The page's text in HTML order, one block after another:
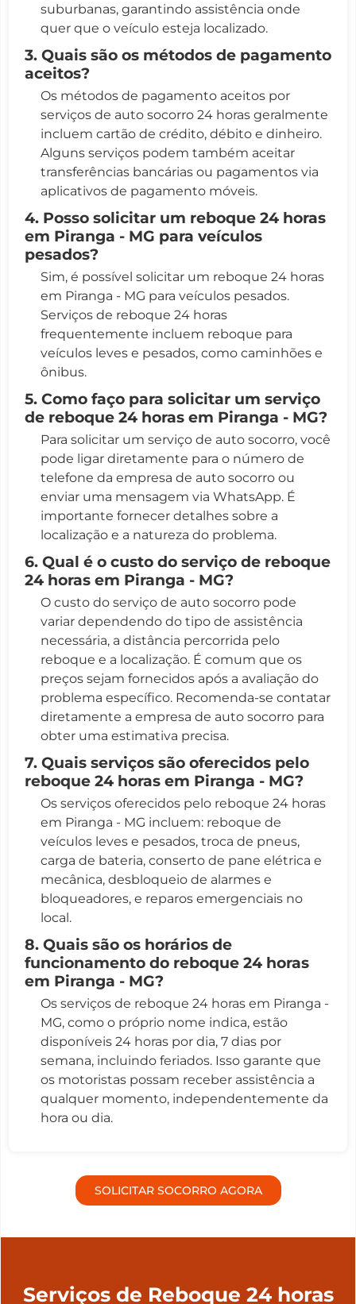
suburbanas, garantindo assistência onde
quer que o veículo esteja localizado.
3. Quais são os métodos de pagamento
aceitos?
Os métodos de pagamento aceitos por
serviços de auto socorro 24 horas geralmente
incluem cartão de crédito, débito e dinheiro.
Alguns serviços podem também aceitar
transferências bancárias ou pagamentos via
aplicativos de pagamento móveis.
4. Posso solicitar um reboque 24 horas
em Piranga - MG para veículos
pesados?
Sim, é possível solicitar um reboque 24 horas
em Piranga - MG para veículos pesados.
Serviços de reboque 24 horas
frequentemente incluem reboque para
veículos leves e pesados, como caminhões e
ônibus.
5. Como faço para solicitar um serviço
de reboque 24 horas em Piranga - MG?
Para solicitar um serviço de auto socorro, você
pode ligar diretamente para o número de
telefone da empresa de auto socorro ou
enviar uma mensagem via WhatsApp. É
importante fornecer detalhes sobre a
localização e a natureza do problema.
6. Qual é o custo do serviço de reboque
24 horas em Piranga - MG?
O custo do serviço de auto socorro pode
variar dependendo do tipo de assistência
necessária, a distância percorrida pelo
reboque e a localização. É comum que os
preços sejam fornecidos após a avaliação do
problema específico. Recomenda-se contatar
diretamente a empresa de auto socorro para
obter uma estimativa precisa.
7. Quais serviços são oferecidos pelo
reboque 24 horas em Piranga - MG?
Os serviços oferecidos pelo reboque 24 horas
em Piranga - MG incluem: reboque de
veículos leves e pesados, troca de pneus,
carga de bateria, conserto de pane elétrica e
mecânica, desbloqueio de alarmes e
bloqueadores, e reparos emergenciais no
local.
8. Quais são os horários de
funcionamento do reboque 24 horas
em Piranga - MG?
Os serviços de reboque 24 horas em Piranga -
MG, como o próprio nome indica, estão
disponíveis 24 horas por dia, 7 dias por
semana, incluindo feriados. Isso garante que
os motoristas possam receber assistência a
qualquer momento, independentemente da
hora ou dia.
SOLICITAR SOCORRO AGORA
Serviços de Reboque 24 horas